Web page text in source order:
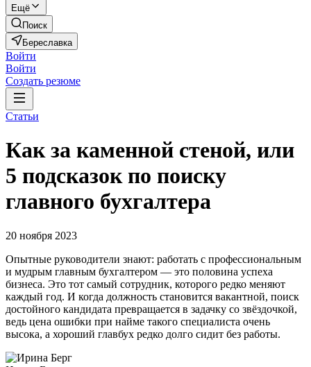
Ещё
Поиск
Береславка
Войти
Войти
Создать резюме
Статьи
Как за каменной стеной, или
5 подсказок по поиску
главного бухгалтера
20 ноября 2023
Опытные руководители знают: работать с профессиональным
и мудрым главным бухгалтером — это половина успеха
бизнеса. Это тот самый сотрудник, которого редко меняют
каждый год. И когда должность становится вакантной, поиск
достойного кандидата превращается в задачку со звёздочкой,
ведь цена ошибки при найме такого специалиста очень
высока, а хороший главбух редко долго сидит без работы.